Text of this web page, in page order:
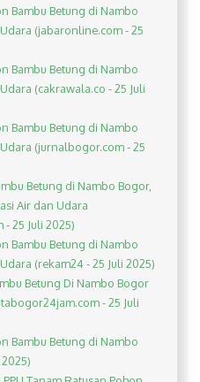
Bambu Betung di Nambo
(jabaronline.com - 25
Bambu Betung di Nambo
(cakrawala.co - 25 Juli
Bambu Betung di Nambo
(jurnalbogor.com - 25
Betung di Nambo Bogor,
Air dan Udara
25 Juli 2025)
Bambu Betung di Nambo
(rekam24 - 25 Juli 2025)
Betung Di Nambo Bogor
- 25 Juli
Bambu Betung di Nambo